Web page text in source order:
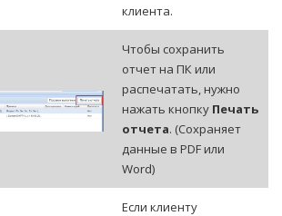
клиента.
Чтобы сохранить
отчет на ПК или
распечатать, нужно
нажать кнопку Печать
отчета. (Сохраняет
данные в PDF или
Word)
Если клиенту